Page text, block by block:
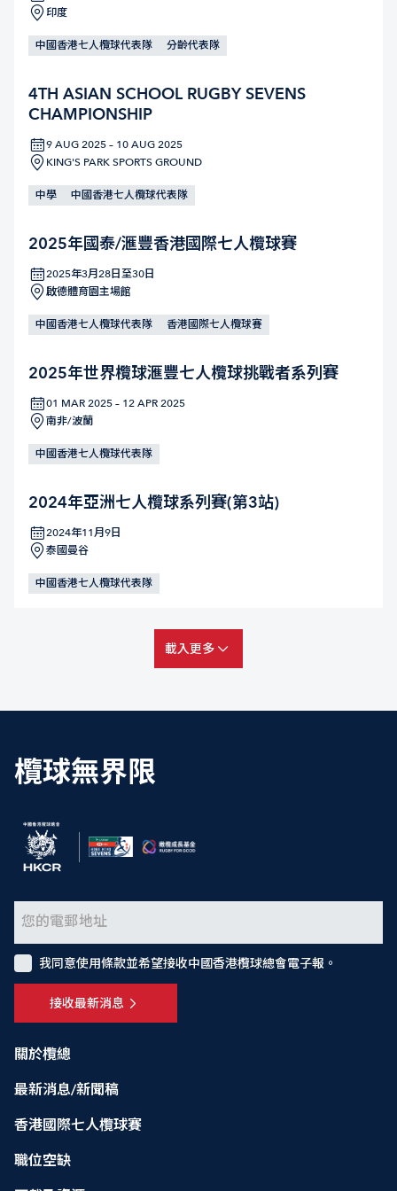
印度
中國香港七人欖球代表隊 分齡代表隊
4TH ASIAN SCHOOL RUGBY SEVENS
CHAMPIONSHIP
9 AUG 2025 – 10 AUG 2025
KING'S PARK SPORTS GROUND
中學 中國香港七人欖球代表隊
2025年國泰/滙豐香港國際七人欖球賽
2025年3月28日至30日
啟德體育園主場館
中國香港七人欖球代表隊 香港國際七人欖球賽
2025年世界欖球滙豐七人欖球挑戰者系列賽
01 MAR 2025 – 12 APR 2025
南非/波蘭
中國香港七人欖球代表隊
2024年亞洲七人欖球系列賽(第3站)
2024年11月9日
泰國曼谷
中國香港七人欖球代表隊
載入更多
欖球無界限
關於欖總
最新消息/新聞稿
香港國際七人欖球賽
職位空缺
接收最新消息
我同意使用條款並希望接收中國香港欖球總會電子報。